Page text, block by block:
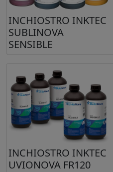
INCHIOSTRO INKTEC
SUBLINOVA
SENSIBLE
INCHIOSTRO INKTEC
UVIONOVA FR120